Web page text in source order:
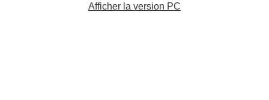
Afficher la version PC